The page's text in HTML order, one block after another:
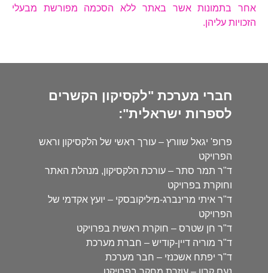
אחר בתמונות אשר באתר ללא הסכמה מפורשת מבעלי
הזכויות עליהן.
חברי מערכת "לקסיקון הקשרים
לספרות ישראלית":
פרופ' יגאל שוורץ – עורך ראשי של הלקסיקון וראש
הפרויקט
ד"ר תמר סתר – עורכת הלקסיקון, מנהלת האתר
וחוקרת בפרויקט
ד"ר איתי מרינברג-מיליקובסקי – יועץ אקדמי של
הפרויקט
ד"ר חן שטרס – חוקרת ראשית בפרויקט
ד"ר מוריה דיין-קודיש – חברת מערכת
ד"ר יפתח אשכנזי – חבר מערכת